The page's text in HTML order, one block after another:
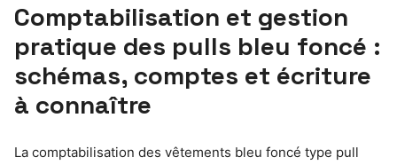
Comptabilisation et gestion
pratique des pulls bleu foncé :
schémas, comptes et écriture
à connaître
La comptabilisation des vêtements bleu foncé type pull